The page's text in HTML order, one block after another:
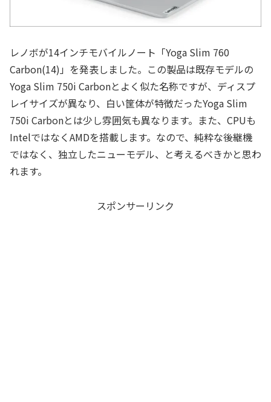
レノボが14インチモバイルノート「Yoga Slim 760
Carbon(14)」を発表しました。この製品は既存モデルの
Yoga Slim 750i Carbonとよく似た名称ですが、ディスプ
レイサイズが異なり、白い筐体が特徴だったYoga Slim
750i Carbonとは少し雰囲気も異なります。また、CPUも
IntelではなくAMDを搭載します。なので、純粋な後継機
ではなく、独立したニューモデル、と考えるべきかと思わ
れます。
スポンサーリンク